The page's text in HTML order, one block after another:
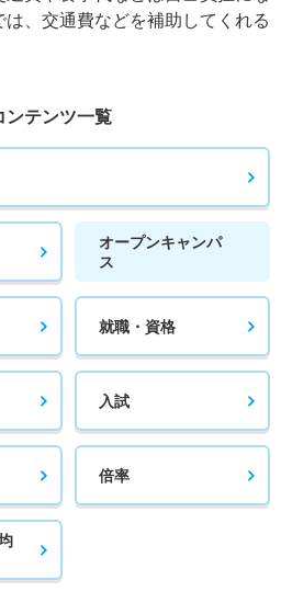
は、交通費などを補助してくれる
ンテンツ一覧
オープンキャンパ
ス
就職・資格
入試
倍率